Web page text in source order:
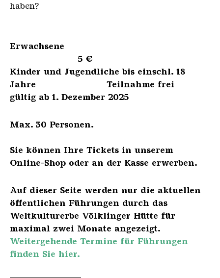
haben?
Erwachsene
5 €
Kinder und Jugendliche bis einschl. 18
Jahre Teilnahme frei
gültig ab 1. Dezember 2025
Max. 30 Personen.
Sie können Ihre Tickets in unserem
Online-Shop oder an der Kasse erwerben.
Auf dieser Seite werden nur die aktuellen
öffentlichen Führungen durch das
Weltkulturerbe Völklinger Hütte für
maximal zwei Monate angezeigt.
Weitergehende Termine für Führungen
finden Sie hier.